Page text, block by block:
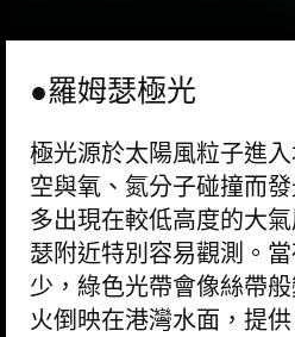
●羅姆瑟極光
極光源於太陽風粒子進
空與氧、氮分子碰撞而
多出現在較低高度的大
瑟附近特別容易觀測。
少，綠色光帶會像絲帶
火倒映在港灣水面，提